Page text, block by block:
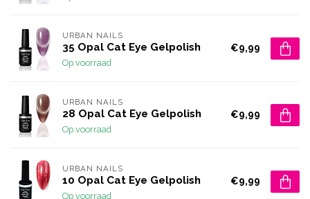
URBAN NAILS
35 Opal Cat Eye Gelpolish
Op voorraad
€9,99
URBAN NAILS
28 Opal Cat Eye Gelpolish
Op voorraad
€9,99
URBAN NAILS
10 Opal Cat Eye Gelpolish
Op voorraad
€9,99